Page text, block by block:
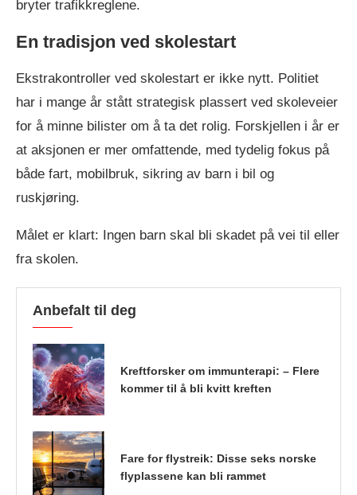
bryter trafikkreglene.
En tradisjon ved skolestart
Ekstrakontroller ved skolestart er ikke nytt. Politiet
har i mange år stått strategisk plassert ved skoleveier
for å minne bilister om å ta det rolig. Forskjellen i år er
at aksjonen er mer omfattende, med tydelig fokus på
både fart, mobilbruk, sikring av barn i bil og
ruskjøring.
Målet er klart: Ingen barn skal bli skadet på vei til eller
fra skolen.
Anbefalt til deg
Kreftforsker om immunterapi: – Flere
kommer til å bli kvitt kreften
Fare for flystreik: Disse seks norske
flyplassene kan bli rammet